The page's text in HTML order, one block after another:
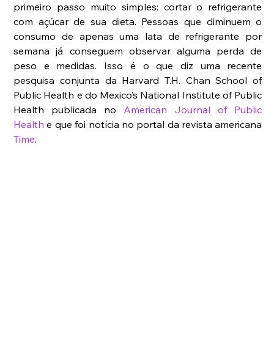
primeiro passo muito simples: cortar o refrigerante
com açúcar de sua dieta. Pessoas que diminuem o
consumo de apenas uma lata de refrigerante por
semana já conseguem observar alguma perda de
peso e medidas. Isso é o que diz uma recente
pesquisa conjunta da Harvard T.H. Chan School of
Public Health e do Mexico’s National Institute of Public
Health publicada no American Journal of Public
Health
Time.